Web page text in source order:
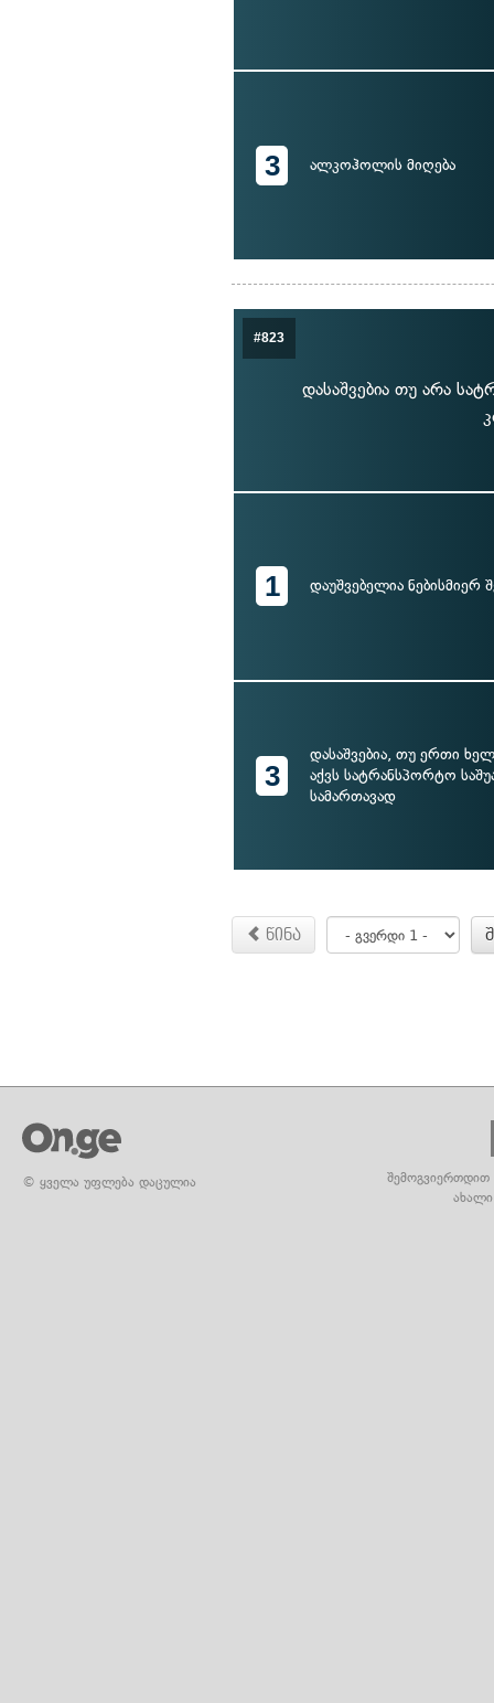
3 ალკოჰოლის მიღება
#823
დასაშვებია თუ არა
1 დაუშვებელია ნებისმიერ
3
დასაშვებია, თუ ერთი
აქვს სატრანსპორტო
სამართავად
წინა
© ყველა უფლება დაცულია
შემოგვიერთდით
ახალი